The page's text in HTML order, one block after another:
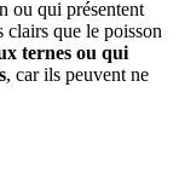
ou qui présentent
clairs que le poisson
ternes ou qui
, car ils peuvent ne